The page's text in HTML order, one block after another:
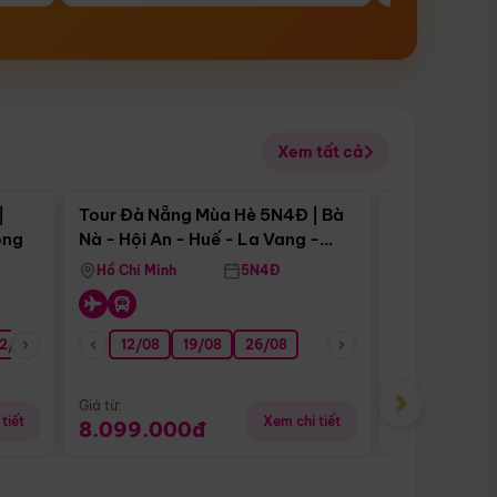
Xem tất cả
08 26/08 05/09 09/09 12/09
tiết
Điểm nổi bật
Tour Đà Nẵng Mùa Hè 5N4Đ | Bà
Nà - Hội An - Huế - La Vang -
Động Thiên Đường
Hồ Chí Minh 5N4Đ
12/08 19/08 26/08
Giá từ:
8.099.000đ Xem chi tiết
Giá từ:
›